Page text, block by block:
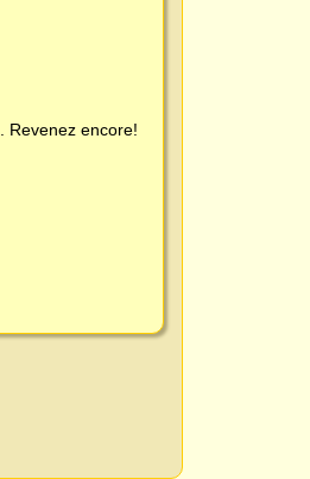
. Revenez encore!